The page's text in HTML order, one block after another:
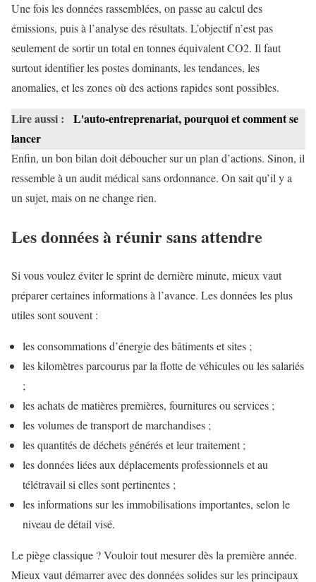
Une fois les données rassemblées, on passe au calcul des
émissions, puis à l’analyse des résultats. L’objectif n’est pas
seulement de sortir un total en tonnes équivalent CO2. Il faut
surtout identifier les postes dominants, les tendances, les
anomalies, et les zones où des actions rapides sont possibles.
Lire aussi :
L'auto-entreprenariat, pourquoi et comment se
lancer
Enfin, un bon bilan doit déboucher sur un plan d’actions. Sinon, il
ressemble à un audit médical sans ordonnance. On sait qu’il y a
un sujet, mais on ne change rien.
Les données à réunir sans attendre
Si vous voulez éviter le sprint de dernière minute, mieux vaut
préparer certaines informations à l’avance. Les données les plus
utiles sont souvent :
les consommations d’énergie des bâtiments et sites ;
les kilomètres parcourus par la flotte de véhicules ou les salariés
;
les achats de matières premières, fournitures ou services ;
les volumes de transport de marchandises ;
les quantités de déchets générés et leur traitement ;
les données liées aux déplacements professionnels et au
télétravail si elles sont pertinentes ;
les informations sur les immobilisations importantes, selon le
niveau de détail visé.
Le piège classique ? Vouloir tout mesurer dès la première année.
Mieux vaut démarrer avec des données solides sur les principaux